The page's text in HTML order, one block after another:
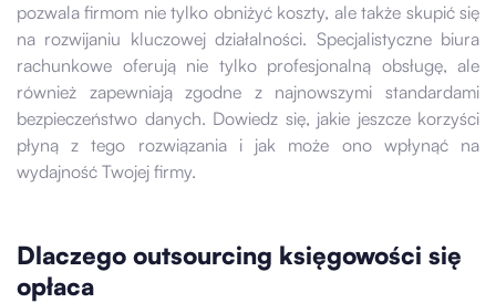
pozwala firmom nie tylko obniżyć koszty, ale także skupić się
na rozwijaniu kluczowej działalności. Specjalistyczne biura
rachunkowe oferują nie tylko profesjonalną obsługę, ale
również zapewniają zgodne z najnowszymi standardami
bezpieczeństwo danych. Dowiedz się, jakie jeszcze korzyści
płyną z tego rozwiązania i jak może ono wpłynąć na
wydajność Twojej firmy.
Dlaczego outsourcing księgowości się
opłaca